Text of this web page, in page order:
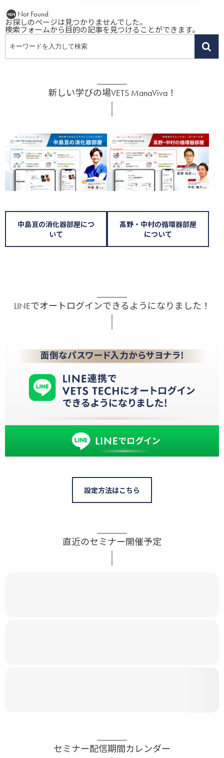
Not Found
お探しのページは見つかりませんでした。
検索フォームから目的の記事を見つけることができます。
新しい学びの場VETS ManaViva！
中島亘の消化器部屋につ
いて
髙野・中村の循環器部屋
について
LINEでオートログインできるようになりました！
設定方法はこちら
直近のセミナー開催予定
セミナー配信期間カレンダー